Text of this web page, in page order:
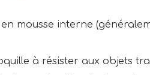
mousse interne
à résister aux objets